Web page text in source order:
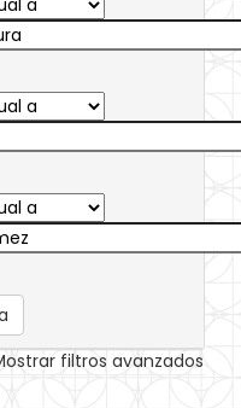
filtros avanzados